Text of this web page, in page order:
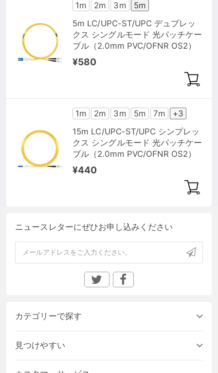
1m 2m 3m
5m
5m LC/UPC-ST/UPC デュプレッ
クス シングルモード 光パッチケー
ブル（2.0mm PVC/OFNR OS2）
¥580
1m 2m 3m 5m 7m
+3
15m LC/UPC-ST/UPC シンプレッ
クス シングルモード 光パッチケー
ブル（2.0mm PVC/OFNR OS2）
¥440
ニュースレターにぜひお申し込みください
カテゴリーで探す
見つけやすい